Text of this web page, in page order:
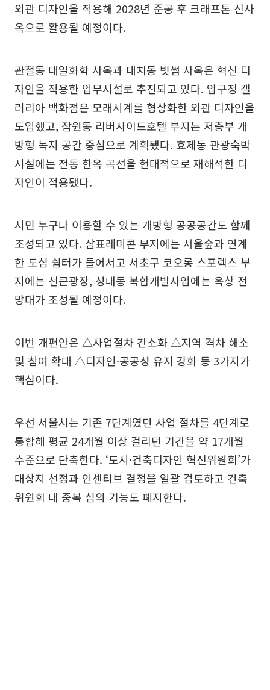
외관 디자인을 적용해 2028년 준공 후 크래프톤 신사
옥으로 활용될 예정이다.
관철동 대일화학 사옥과 대치동 빗썸 사옥은 혁신 디
자인을 적용한 업무시설로 추진되고 있다. 압구정 갤
러리아 백화점은 모래시계를 형상화한 외관 디자인을
도입했고, 잠원동 리버사이드호텔 부지는 저층부 개
방형 녹지 공간 중심으로 계획됐다. 효제동 관광숙박
시설에는 전통 한옥 곡선을 현대적으로 재해석한 디
자인이 적용됐다.
시민 누구나 이용할 수 있는 개방형 공공공간도 함께
조성되고 있다. 삼표레미콘 부지에는 서울숲과 연계
한 도심 쉼터가 들어서고 서초구 코오롱 스포렉스 부
지에는 선큰광장, 성내동 복합개발사업에는 옥상 전
망대가 조성될 예정이다.
이번 개편안은 △사업절차 간소화 △지역 격차 해소
및 참여 확대 △디자인·공공성 유지 강화 등 3가지가
핵심이다.
우선 서울시는 기존 7단계였던 사업 절차를 4단계로
통합해 평균 24개월 이상 걸리던 기간을 약 17개월
수준으로 단축한다. ‘도시·건축디자인 혁신위원회’가
대상지 선정과 인센티브 결정을 일괄 검토하고 건축
위원회 내 중복 심의 기능도 폐지한다.